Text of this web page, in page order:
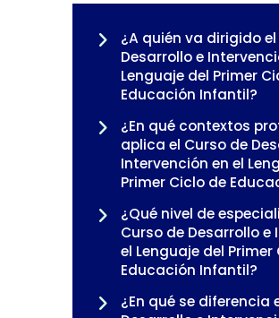
¿A quién va dirigido
Desarrollo e
Lenguaje del Primer
Educación Infantil?
¿En qué contextos
aplica el Curso de
Intervención en el
Primer Ciclo de
¿Qué nivel de
Curso de Desarrollo e
el Lenguaje del Primer
Educación Infantil?
¿En qué se diferencia